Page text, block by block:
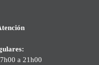
a 21h00